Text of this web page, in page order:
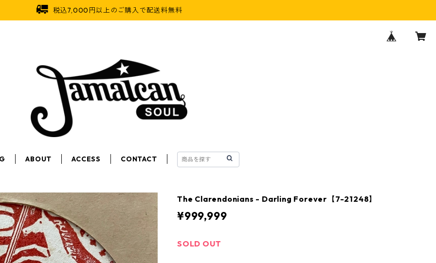
税込7,000円以上のご購入で配送料無料
ABOUT ACCESS CONTACT
The Clarendonians - Darling Forever【7-21248】
¥999,999
SOLD OUT